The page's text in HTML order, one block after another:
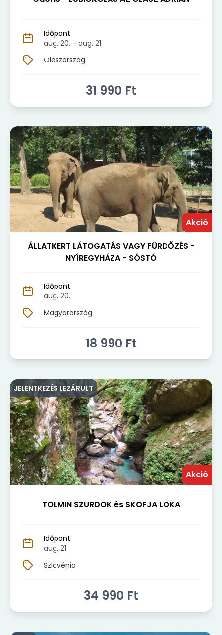
Időpont
aug. 20. - aug. 21.
Olaszország
31 990 Ft
Akció
ÁLLATKERT LÁTOGATÁS VAGY FÜRDŐZÉS -
NYÍREGYHÁZA - SÓSTÓ
Időpont
aug. 20.
Magyarország
18 990 Ft
Akció
JELENTKEZÉS LEZÁRULT
TOLMIN SZURDOK és SKOFJA LOKA
Időpont
aug. 21.
Szlovénia
34 990 Ft